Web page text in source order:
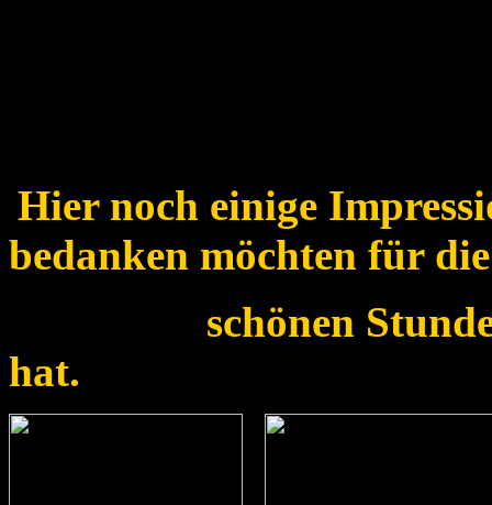
Hier noch einige
bedanken möchten für
schönen Stunden
hat.